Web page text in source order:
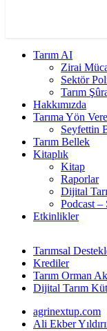
Tarım AI
Zirai
Sektör
Tarım
Hakkımızda
Tarıma Yön
Seyfettin
Tarım Bellek
Kitaplık
Kitap
Raporlar
Dijital
Podcast
Etkinlikler
Tarımsal
Krediler
Tarım Orman
Dijital Tarım
agrinextup.com
Ali Ekber